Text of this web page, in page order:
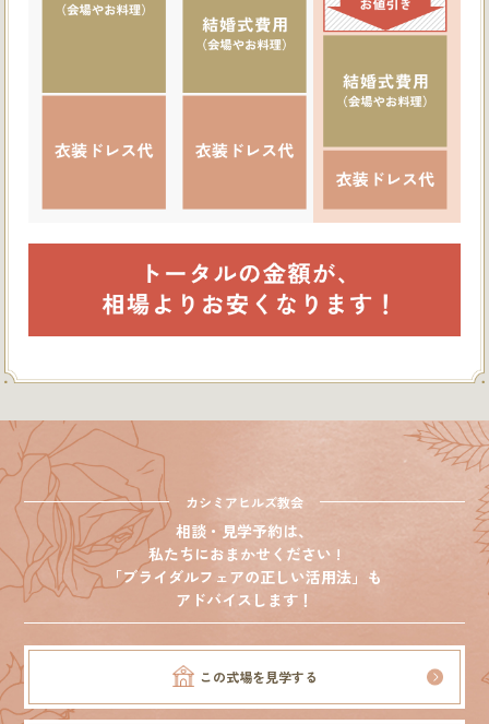
カシミアヒルズ教会
相談・見学予約は、
私たちにおまかせください !
「ブライダルフェアの正しい活用法」も
アドバイスします！
この式場を見学する